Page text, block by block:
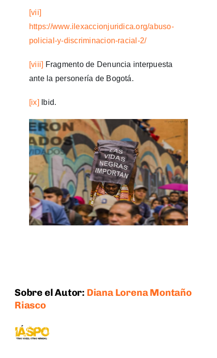
[vii]
https://www.ilexaccionjuridica.org/abuso-
policial-y-discriminacion-racial-2/
[viii] Fragmento de Denuncia interpuesta
ante la personería de Bogotá.
[ix] Ibid.
Sobre el Autor: Diana Lorena Montaño
Riasco